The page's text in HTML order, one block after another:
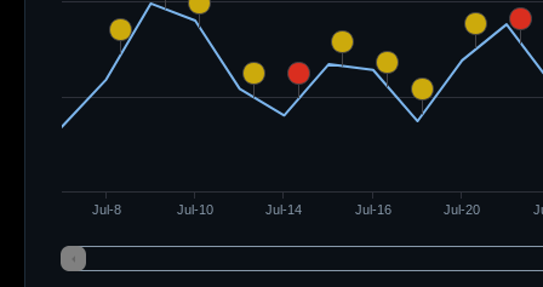
Jul-8 Jul-10 Jul-14 Jul-16 Jul-20